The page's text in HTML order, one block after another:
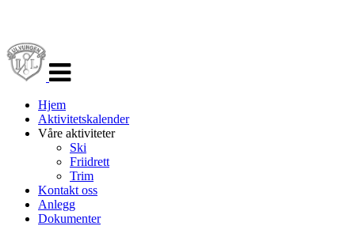
navigasjon
Hjem
Aktivitetskalender
Våre aktiviteter
Ski
Friidrett
Trim
Kontakt oss
Anlegg
Dokumenter